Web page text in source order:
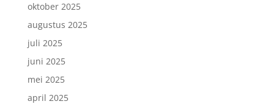
oktober 2025
augustus 2025
juli 2025
juni 2025
mei 2025
april 2025